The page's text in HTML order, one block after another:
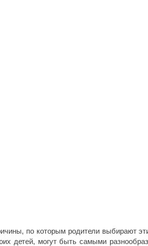
по которым родители выбирают
детей, могут быть самыми